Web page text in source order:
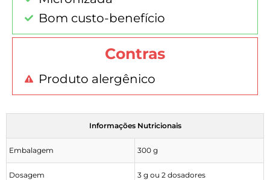
Bom custo-benefício
Contras
Produto alergênico
Informações Nutricionais
Embalagem 300 g
Dosagem 3 g ou 2 dosadores